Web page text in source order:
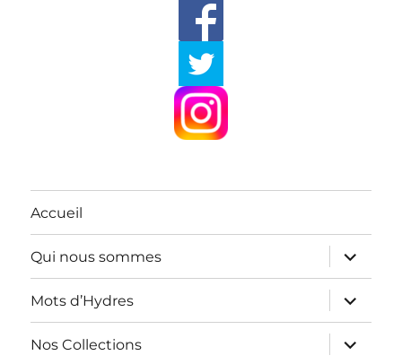
Accueil
Qui nous sommes
ouvrir
le
sous-
menu
Mots d’Hydres
ouvrir
le
sous-
menu
Nos Collections
ouvrir
le